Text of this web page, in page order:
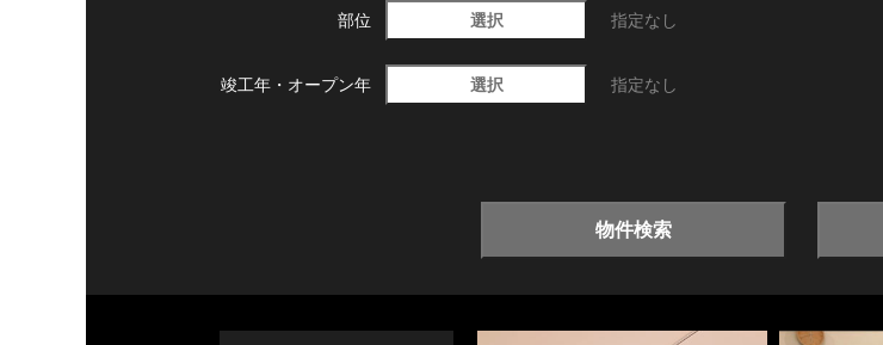
部位 選択 指定なし
竣工年・ オープン年 選択 指定なし
物件検索